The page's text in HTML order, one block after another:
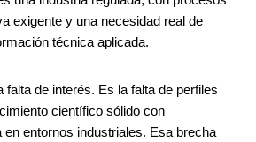
exigente y una necesidad real de
técnica aplicada.
falta de interés. Es la falta de perfiles
científico sólido con
entornos industriales. Esa brecha